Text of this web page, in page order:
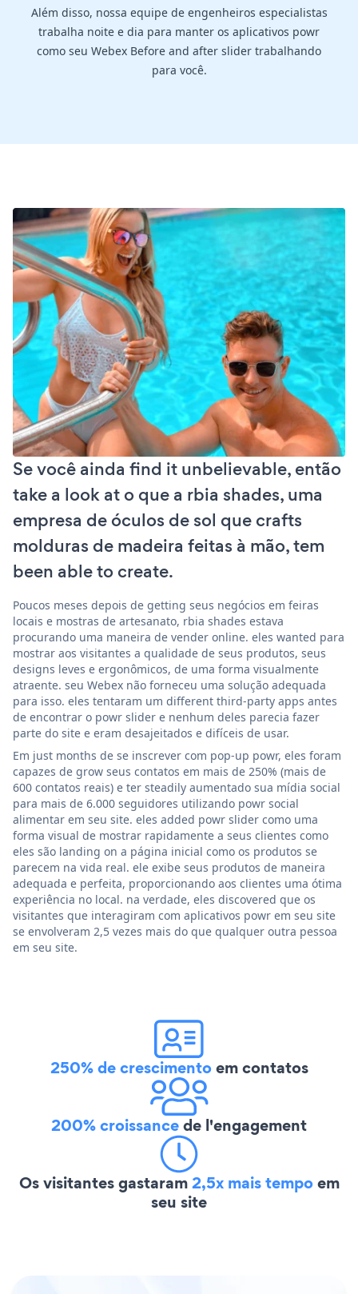
Além disso, nossa equipe de engenheiros especialistas
trabalha noite e dia para manter os aplicativos powr
como seu Webex Before and after slider trabalhando
para você.
Se você ainda find it unbelievable, então
take a look at o que a rbia shades, uma
empresa de óculos de sol que crafts
molduras de madeira feitas à mão, tem
been able to create.
Poucos meses depois de getting seus negócios em feiras
locais e mostras de artesanato, rbia shades estava
procurando uma maneira de vender online. eles wanted para
mostrar aos visitantes a qualidade de seus produtos, seus
designs leves e ergonômicos, de uma forma visualmente
atraente. seu Webex não forneceu uma solução adequada
para isso. eles tentaram um different third-party apps antes
de encontrar o powr slider e nenhum deles parecia fazer
parte do site e eram desajeitados e difíceis de usar.
Em just months de se inscrever com pop-up powr, eles foram
capazes de grow seus contatos em mais de 250% (mais de
600 contatos reais) e ter steadily aumentado sua mídia social
para mais de 6.000 seguidores utilizando powr social
alimentar em seu site. eles added powr slider como uma
forma visual de mostrar rapidamente a seus clientes como
eles são landing on a página inicial como os produtos se
parecem na vida real. ele exibe seus produtos de maneira
adequada e perfeita, proporcionando aos clientes uma ótima
experiência no local. na verdade, eles discovered que os
visitantes que interagiram com aplicativos powr em seu site
se envolveram 2,5 vezes mais do que qualquer outra pessoa
em seu site.
250% de crescimentoem contatos
200% croissancede l'engagement
Os visitantes gastaram2,5x mais tempoem
seu site